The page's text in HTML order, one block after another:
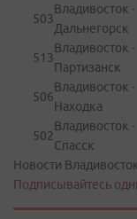
503
Владивосток -
Дальнегорск
513
Владивосток -
Партизанск
506
Владивосток -
Находка
502
Владивосток -
Спасск
Новости
Подписывайтесь